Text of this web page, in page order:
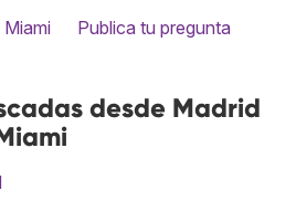
Publica tu pregunta
desde Madrid